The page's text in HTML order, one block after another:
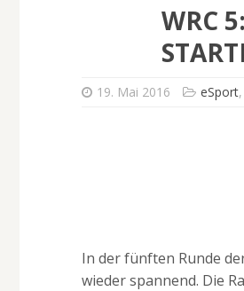
WRC
19. Mai 2016 eSport,
In der fünften Runde
wieder spannend. Die